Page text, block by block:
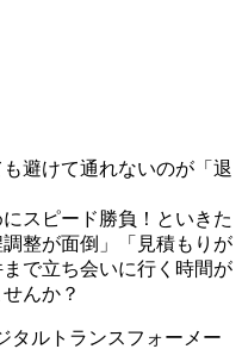
避けて通れないのが「退
スピード勝負！といきた
整が面倒」「見積もりが
で立ち会いに行く時間が
んか？
タルトランスフォーメー